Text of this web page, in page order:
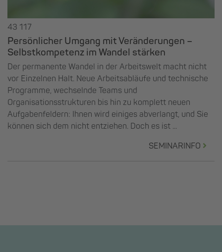
43 117
Persönlicher Umgang mit Veränderungen –
Selbstkompetenz im Wandel stärken
Der permanente Wandel in der Arbeitswelt macht nicht
vor Einzelnen Halt. Neue Arbeitsabläufe und technische
Programme, wechselnde Teams und
Organisationsstrukturen bis hin zu komplett neuen
Aufgabenfeldern: Ihnen wird einiges abverlangt, und Sie
können sich dem nicht entziehen. Doch es ist ...
SEMINARINFO